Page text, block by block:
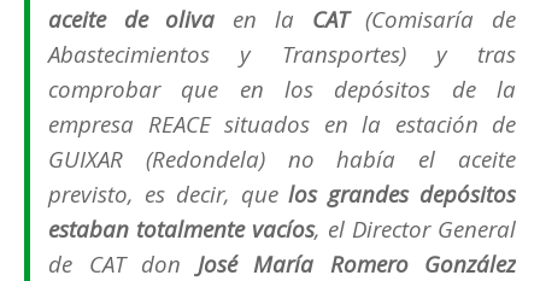
aceite de oliva en la CAT(Comisaría de
Abastecimientos y Transportes) y tras
comprobar que en los depósitos de la
empresa REACE situados en la estación de
GUIXAR (Redondela) no había el aceite
previsto, es decir, quelos grandes depósitos
estaban totalmente vacíos, el Director General
de CAT don José María Romero González